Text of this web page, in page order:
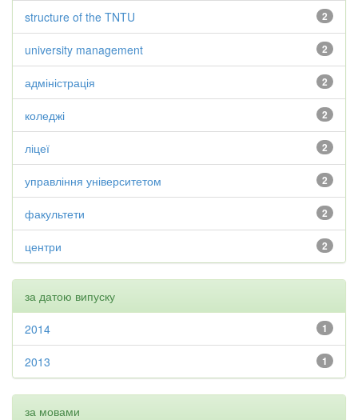
2
structure of the TNTU
2
university management
2
адміністрація
2
коледжі
2
ліцеї
2
управління університетом
2
факультети
2
центри
за датою випуску
1
2014
1
2013
за мовами